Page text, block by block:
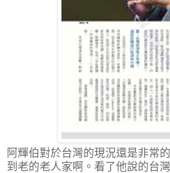
阿輝伯對於台灣的現況還是非常
到老的老人家啊。看了他說的台